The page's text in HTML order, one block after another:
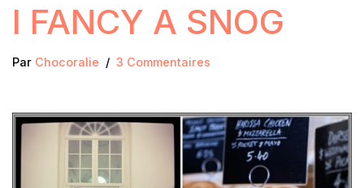
I FANCY A SNOG
Par Chocoralie 3 Commentaires